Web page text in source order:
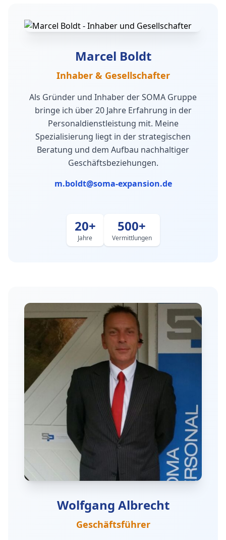
Marcel Boldt
Inhaber & Gesellschafter
Als Gründer und Inhaber der SOMA Gruppe
bringe ich über 20 Jahre Erfahrung in der
Personaldienstleistung mit. Meine
Spezialisierung liegt in der strategischen
Beratung und dem Aufbau nachhaltiger
Geschäftsbeziehungen.
m.boldt@soma-expansion.de
20+
Jahre
500+
Vermittlungen
Wolfgang Albrecht
Geschäftsführer